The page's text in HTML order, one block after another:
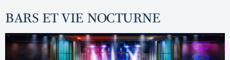
BARS ET VIE NOCTURNE